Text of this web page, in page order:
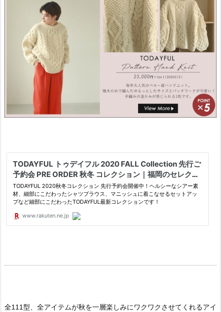
全111型、全アイテムが秋を一層楽しみにワクワクさせてくれるアイ